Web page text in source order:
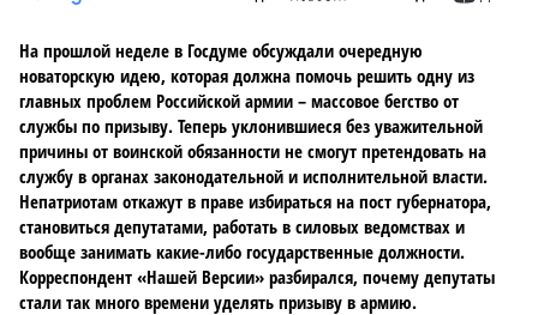
На прошлой неделе в Госдуме обсуждали очередную
новаторскую идею, которая должна помочь решить одну из
главных проблем Российской армии – массовое бегство от
службы по призыву. Теперь уклонившиеся без уважительной
причины от воинской обязанности не смогут претендовать на
службу в органах законодательной и исполнительной власти.
Непатриотам откажут в праве избираться на пост губернатора,
становиться депутатами, работать в силовых ведомствах и
вообще занимать какие-либо государственные должности.
Корреспондент «Нашей Версии» разбирался, почему депутаты
стали так много времени уделять призыву в армию.